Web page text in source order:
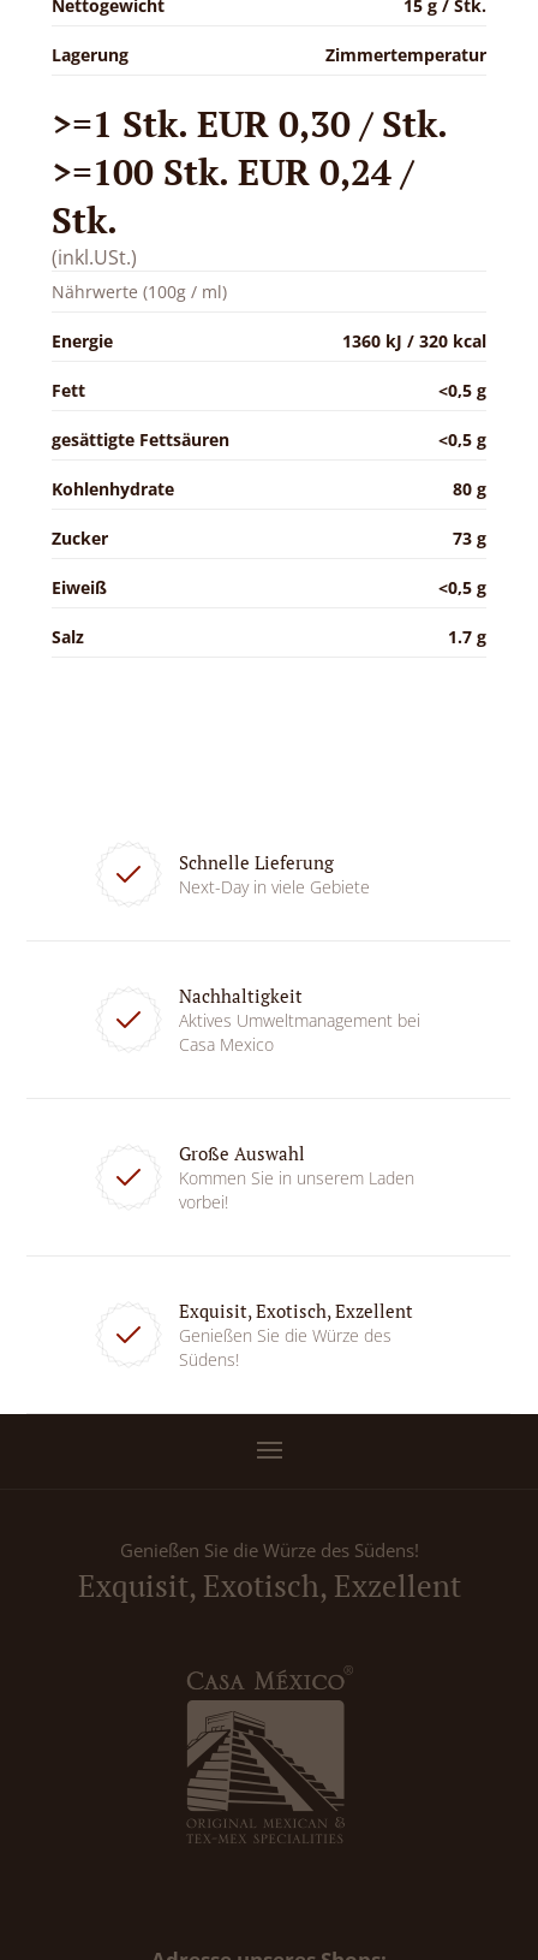
Nettogewicht 15 g / Stk.
Lagerung Zimmertemperatur
>=1 Stk. EUR 0,30 / Stk.
>=100 Stk. EUR 0,24 /
Stk.
(inkl.USt.)
Nährwerte (100g / ml)
Energie 1360 kJ / 320 kcal
Fett <0,5 g
gesättigte Fettsäuren <0,5 g
Kohlenhydrate 80 g
Zucker 73 g
Eiweiß <0,5 g
Salz 1.7 g
Schnelle Lieferung
Next-Day in viele Gebiete
Nachhaltigkeit
Aktives Umweltmanagement bei
Casa Mexico
Große Auswahl
Kommen Sie in unserem Laden
vorbei!
Exquisit, Exotisch, Exzellent
Genießen Sie die Würze des
Südens!
Genießen Sie die Würze des Südens!
Exquisit, Exotisch, Exzellent